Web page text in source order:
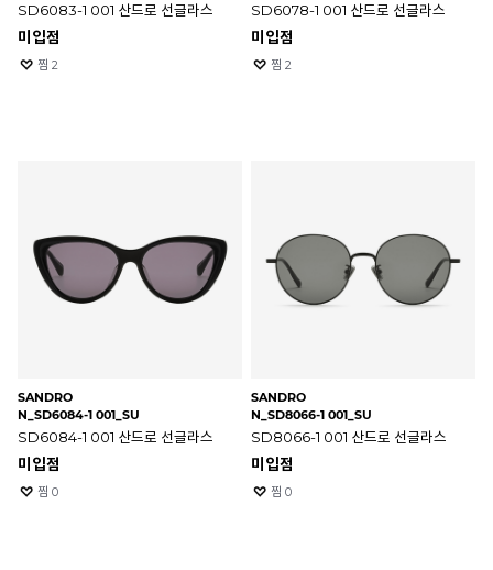
SD6083-1 001 산드로 선글라스
미입점
찜 2
SD6078-1 001 산드로 선글라스
미입점
찜 2
SANDRO
N_SD6084-1 001_SU
SD6084-1 001 산드로 선글라스
미입점
찜 0
SANDRO
N_SD8066-1 001_SU
SD8066-1 001 산드로 선글라스
미입점
찜 0